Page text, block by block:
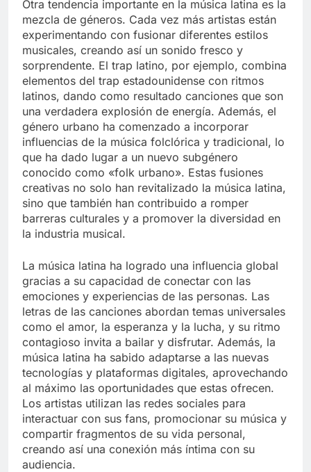
Otra tendencia importante en la música latina es la
mezcla de géneros. Cada vez más artistas están
experimentando con fusionar diferentes estilos
musicales, creando así un sonido fresco y
sorprendente. El trap latino, por ejemplo, combina
elementos del trap estadounidense con ritmos
latinos, dando como resultado canciones que son
una verdadera explosión de energía. Además, el
género urbano ha comenzado a incorporar
influencias de la música folclórica y tradicional, lo
que ha dado lugar a un nuevo subgénero
conocido como «folk urbano». Estas fusiones
creativas no solo han revitalizado la música latina,
sino que también han contribuido a romper
barreras culturales y a promover la diversidad en
la industria musical.
La música latina ha logrado una influencia global
gracias a su capacidad de conectar con las
emociones y experiencias de las personas. Las
letras de las canciones abordan temas universales
como el amor, la esperanza y la lucha, y su ritmo
contagioso invita a bailar y disfrutar. Además, la
música latina ha sabido adaptarse a las nuevas
tecnologías y plataformas digitales, aprovechando
al máximo las oportunidades que estas ofrecen.
Los artistas utilizan las redes sociales para
interactuar con sus fans, promocionar su música y
compartir fragmentos de su vida personal,
creando así una conexión más íntima con su
audiencia.